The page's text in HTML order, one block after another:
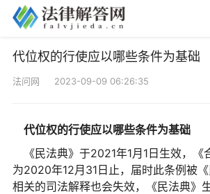
代位权的行使应以哪些条件为基础
法问网 2023-09-09 06:26:35
代位权的行使应以哪些条件为基础
《民法典》于2021年1月1日生效，《
为2020年12月31日止，届时此条例被《
相关的司法解释也会失效，《民法典》